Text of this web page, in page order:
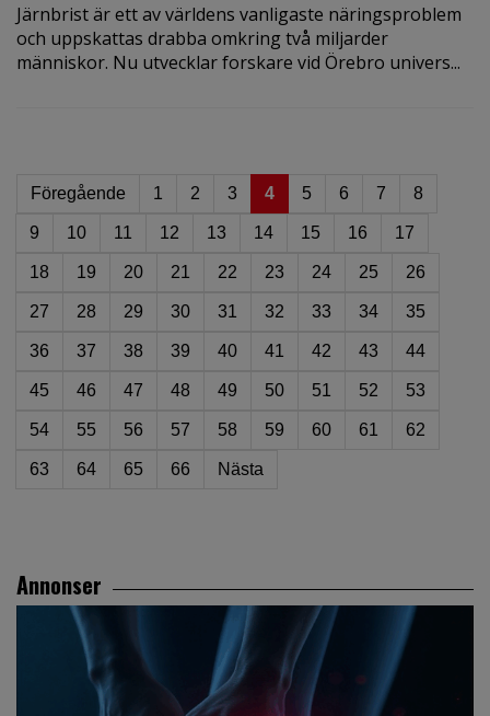
Järnbrist är ett av världens vanligaste näringsproblem
och uppskattas drabba omkring två miljarder
människor. Nu utvecklar forskare vid Örebro univers...
Föregående 1 2 3 4 5 6 7 8
9 10 11 12 13 14 15 16 17
18 19 20 21 22 23 24 25 26
27 28 29 30 31 32 33 34 35
36 37 38 39 40 41 42 43 44
45 46 47 48 49 50 51 52 53
54 55 56 57 58 59 60 61 62
63 64 65 66 Nästa
Annonser